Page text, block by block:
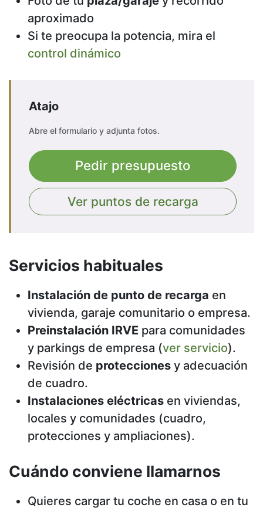
aproximado
Si te preocupa la potencia, mira el
control dinámico
Atajo
Abre el formulario y adjunta fotos.
Pedir presupuesto
Ver puntos de recarga
Servicios habituales
Instalación de punto de recarga en
vivienda, garaje comunitario o empresa.
Preinstalación IRVE para comunidades
y parkings de empresa (ver servicio).
Revisión de protecciones y adecuación
de cuadro.
Instalaciones eléctricas en viviendas,
locales y comunidades (cuadro,
protecciones y ampliaciones).
Cuándo conviene llamarnos
Quieres cargar tu coche en casa o en tu